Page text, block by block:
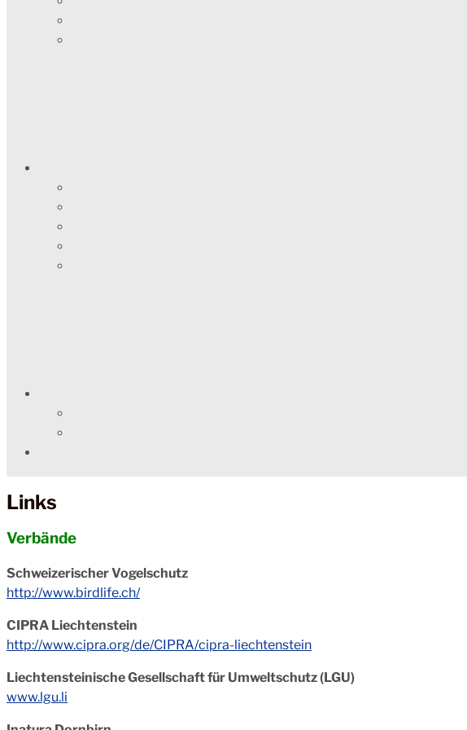
Links
Verbände
Schweizerischer Vogelschutz
http://www.birdlife.ch/
CIPRA Liechtenstein
http://www.cipra.org/de/CIPRA/cipra-liechtenstein
Liechtensteinische Gesellschaft für Umweltschutz (LGU)
www.lgu.li